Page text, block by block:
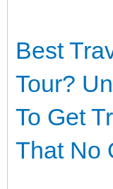
Best
Tour?
To Get
That No